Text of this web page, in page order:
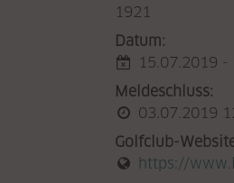
1921
Datum:
15.07.2019 -
Meldeschluss:
03.07.2019
Golfclub-
https://